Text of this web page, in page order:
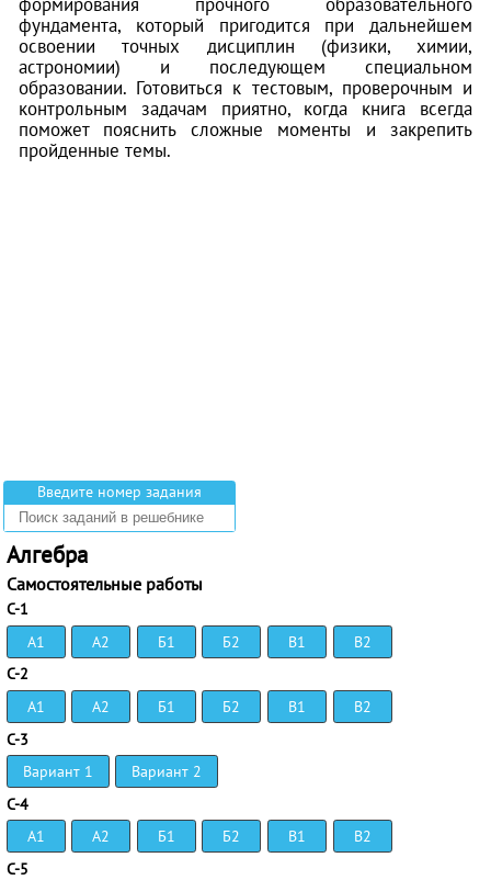
формирования прочного образовательного
фундамента, который пригодится при дальнейшем
освоении точных дисциплин (физики, химии,
астрономии) и последующем специальном
образовании. Готовиться к тестовым, проверочным и
контрольным задачам приятно, когда книга всегда
поможет пояснить сложные моменты и закрепить
пройденные темы.
Введите номер задания
Алгебра
Самостоятельные работы
С-1
А1
А2 Б1 Б2 В1
В2
С-2
А1
А2 Б1 Б2 В1
В2
С-3
Вариант 1
Вариант 2
С-4
А1
А2 Б1 Б2 В1
В2
С-5